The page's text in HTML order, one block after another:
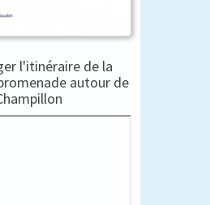
l'itinéraire de la
autour de